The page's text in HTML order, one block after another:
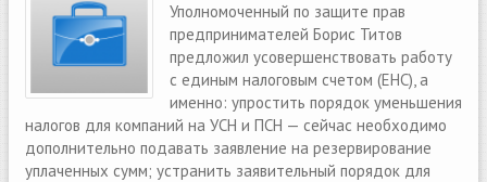
Уполномоченный по защите прав
предпринимателей Борис Титов
предложил усовершенствовать работу
с единым налоговым счетом (ЕНС), а
именно: упростить порядок уменьшения
налогов для компаний на УСН и ПСН — сейчас необходимо
дополнительно подавать заявление на резервирование
уплаченных сумм; устранить заявительный порядок для